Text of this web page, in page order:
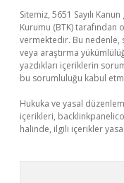
Sitemiz, 5651 Sayılı
Kurumu (BTK) tarafından
vermektedir. Bu
veya araştırma
yazdıkları içeriklerin
bu sorumluluğu kabul
Hukuka ve yasal
içerikleri,
halinde, ilgili içerikler